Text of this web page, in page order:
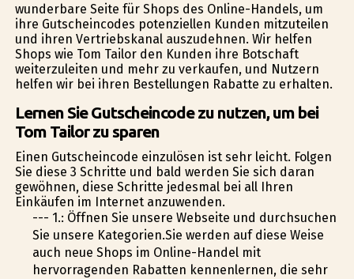
wunderbare Seite für Shops des Online-Handels, um
ihre Gutscheincodes potenziellen Kunden mitzuteilen
und ihren Vertriebskanal auszudehnen. Wir helfen
Shops wie Tom Tailor den Kunden ihre Botschaft
weiterzuleiten und mehr zu verkaufen, und Nutzern
helfen wir bei ihren Bestellungen Rabatte zu erhalten.
Lernen Sie Gutscheincode zu nutzen, um bei
Tom Tailor zu sparen
Einen Gutscheincode einzulösen ist sehr leicht. Folgen
Sie diese 3 Schritte und bald werden Sie sich daran
gewöhnen, diese Schritte jedesmal bei all Ihren
Einkäufen im Internet anzuwenden.
--- 1.: Öffnen Sie unsere Webseite und durchsuchen
Sie unsere Kategorien.Sie werden auf diese Weise
auch neue Shops im Online-Handel mit
hervorragenden Rabatten kennenlernen, die sehr